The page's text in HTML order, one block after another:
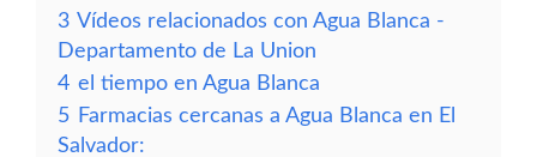
3 Vídeos relacionados con Agua Blanca -
Departamento de La Union
4 el tiempo en Agua Blanca
5 Farmacias cercanas a Agua Blanca en El
Salvador: